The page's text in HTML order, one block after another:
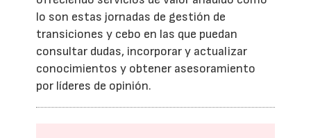
lo son estas jornadas de gestión de
transiciones y cebo en las que puedan
consultar dudas, incorporar y actualizar
conocimientos y obtener asesoramiento
por líderes de opinión.